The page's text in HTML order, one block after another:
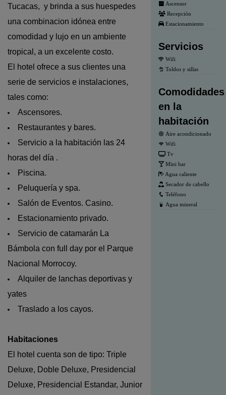
Tucacas, y brinda a sus huespedes
una combinacion idónea entre
comodidad y lujo en un ambiente
tropical, a un excelente costo.
El hotel ofrece a sus clientes una
serie de servicios e instalaciones,
tales como:
Ascensores.
Restaurantes y bares.
Servicio a la habitación las 24
horas del día .
Piscina.
Peluquería y spa.
Salón de Eventos. Casino.
Estacionamiento privado.
Servicio de catamarán La
Bámbola con full day por el Parque
Nacional Morrocoy.
Alquiler de lanchas deportivas y
yates
Traslado a los cayos.
Habitaciones
El hotel cuenta son de tipo: Triple
Deluxe, Doble Deluxe, Presidencial
Deluxe, Presidencial Estandar, Junior
Ascensor
Recepción
Estacionamiento
Servicios
Wifi
Toldos y sillas
Comodidades
en la
habitación
Aire acondicionado
Wifi
Tv
Mini bar
Agua caliente
Secador de cabello
Teléfono
Agua mineral